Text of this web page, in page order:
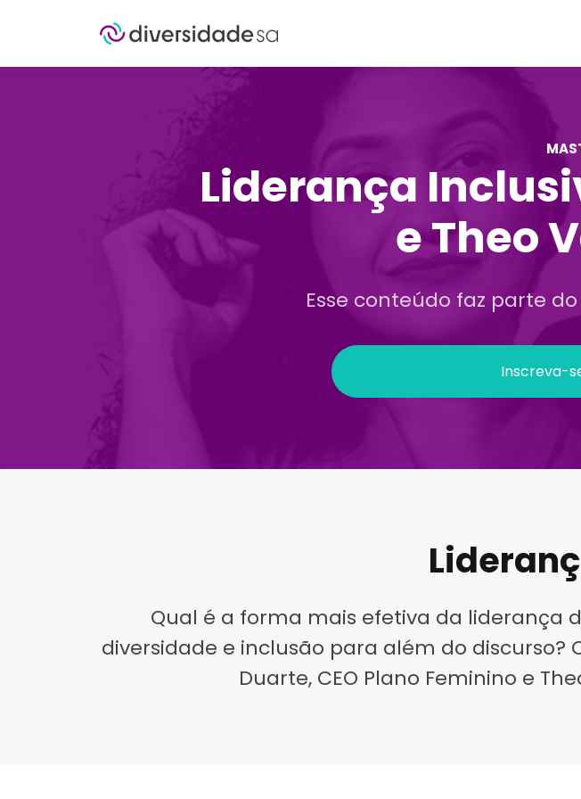
Liderança
e Theo
Esse conteúdo faz parte
Inscreva-
Qual é a forma mais efetiva da
diversidade e inclusão para além do discurso?
Duarte, CEO Plano Feminino e